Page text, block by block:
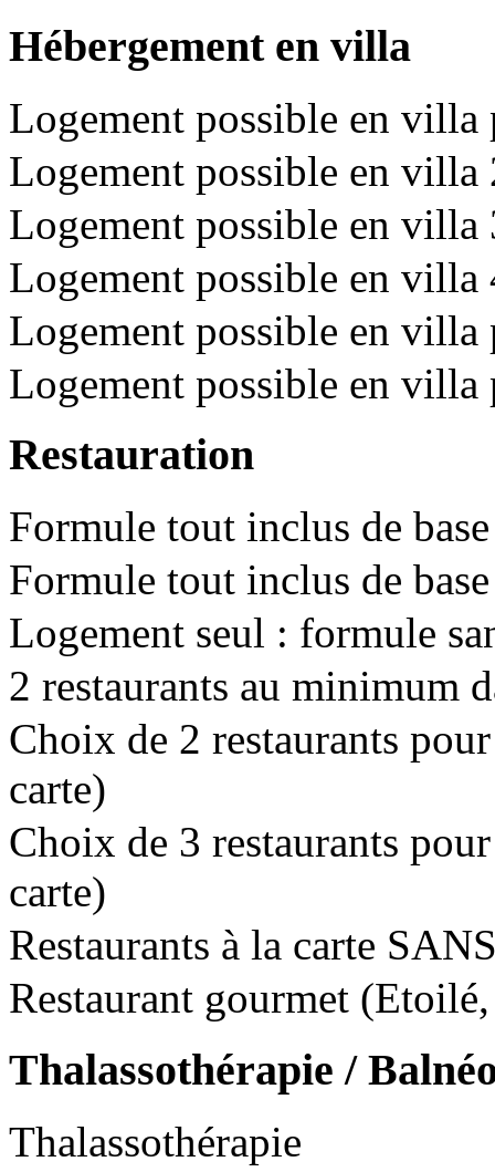
Hébergement en villa
Logement possible en
Logement possible en villa
Logement possible en villa
Logement possible en
Logement possible en
Logement possible en
Restauration
Formule tout inclus de base
Formule tout inclus de
Logement seul : formule
2 restaurants au minimum
Choix de 2 restaurants
carte)
Choix de 3 restaurants
carte)
Restaurants à la carte
Restaurant gourmet
Thalassothérapie /
Thalassothérapie